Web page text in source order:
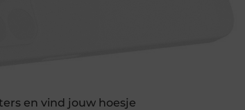
en vind jouw hoesje